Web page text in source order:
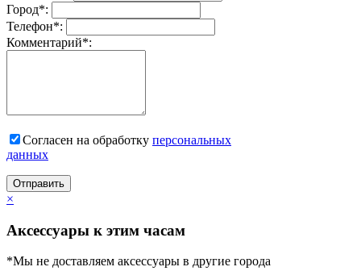
Город*:
Телефон*:
Комментарий*:
Согласен на обработку персональныx
данных
Отправить
×
Аксессуары к этим часам
*Мы не доставляем аксессуары в другие города